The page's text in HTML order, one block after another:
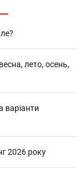
лето, осень,
варіанти
2026 року